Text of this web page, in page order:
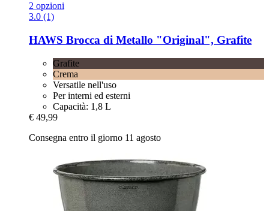
2 opzioni
3.0 (1)
HAWS Brocca di Metallo "Original", Grafite
Grafite
Crema
Versatile nell'uso
Per interni ed esterni
Capacità: 1,8 L
€ 49,99
Consegna entro il giorno 11 agosto